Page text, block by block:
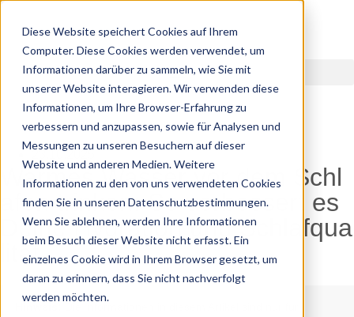
Diese Website speichert Cookies auf Ihrem
Computer. Diese Cookies werden verwendet, um
Informationen darüber zu sammeln, wie Sie mit
unserer Website interagieren. Wir verwenden diese
Informationen, um Ihre Browser-Erfahrung zu
verbessern und anzupassen, sowie für Analysen und
Messungen zu unseren Besuchern auf dieser
Website und anderen Medien. Weitere
Informationen zu den von uns verwendeten Cookies
finden Sie in unseren Datenschutzbestimmungen.
Wenn Sie ablehnen, werden Ihre Informationen
beim Besuch dieser Website nicht erfasst. Ein
einzelnes Cookie wird in Ihrem Browser gesetzt, um
daran zu erinnern, dass Sie nicht nachverfolgt
werden möchten.
23.10.2025
Warmes Wasser vor dem Schl
afen trinken: So verbessert es
Deine Hydration und Schlafqua
lität